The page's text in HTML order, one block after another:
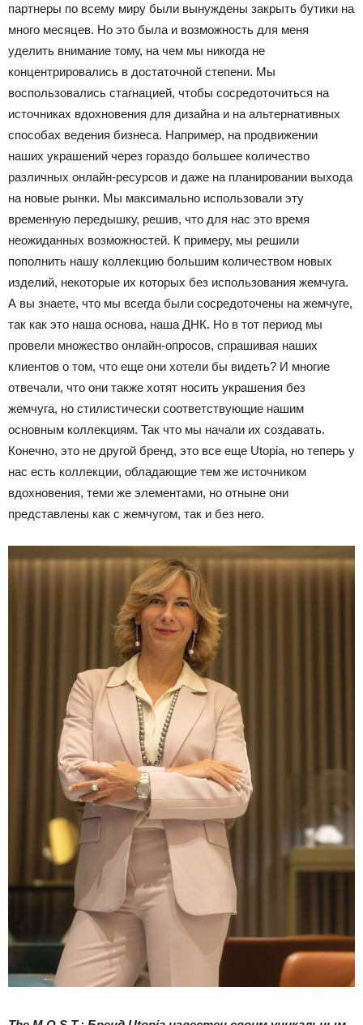
партнеры по всему миру были вынуждены закрыть бутики на
много месяцев. Но это была и возможность для меня
уделить внимание тому, на чем мы никогда не
концентрировались в достаточной степени. Мы
воспользовались стагнацией, чтобы сосредоточиться на
источниках вдохновения для дизайна и на альтернативных
способах ведения бизнеса. Например, на продвижении
наших украшений через гораздо большее количество
различных онлайн-ресурсов и даже на планировании выхода
на новые рынки. Мы максимально использовали эту
временную передышку, решив, что для нас это время
неожиданных возможностей. К примеру, мы решили
пополнить нашу коллекцию большим количеством новых
изделий, некоторые их которых без использования жемчуга.
А вы знаете, что мы всегда были сосредоточены на жемчуге,
так как это наша основа, наша ДНК. Но в тот период мы
провели множество онлайн-опросов, спрашивая наших
клиентов о том, что еще они хотели бы видеть? И многие
отвечали, что они также хотят носить украшения без
жемчуга, но стилистически соответствующие нашим
основным коллекциям. Так что мы начали их создавать.
Конечно, это не другой бренд, это все еще Utopia, но теперь у
нас есть коллекции, обладающие тем же источником
вдохновения, теми же элементами, но отныне они
представлены как с жемчугом, так и без него.